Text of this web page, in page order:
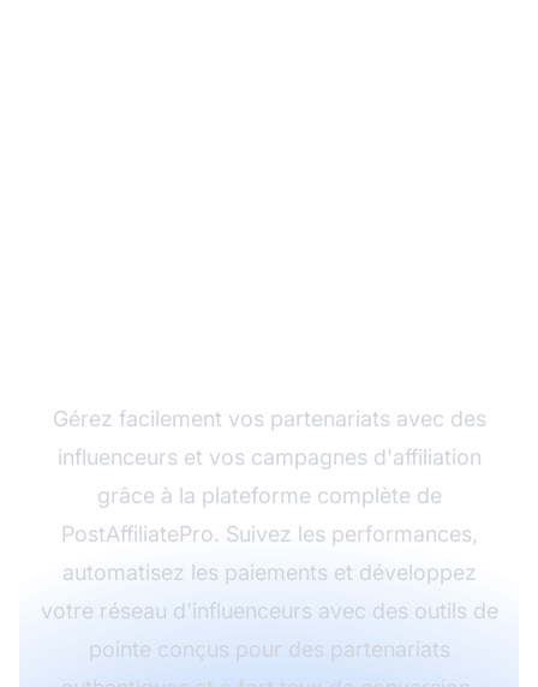
Gérez facilement vos partenariats avec des
influenceurs et vos campagnes d'affiliation
grâce à la plateforme complète de
PostAffiliatePro. Suivez les performances,
automatisez les paiements et développez
votre réseau d'influenceurs avec des outils de
pointe conçus pour des partenariats